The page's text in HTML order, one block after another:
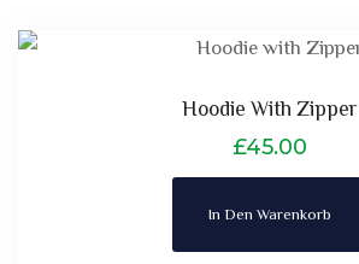
Hoodie With Zipper
£45.00
In Den Warenkorb